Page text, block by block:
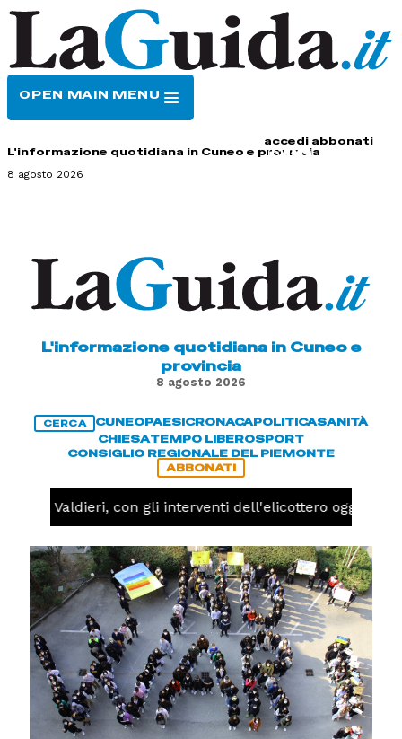
OPEN MAIN MENU
accedi abbonati
L'informazione quotidiana in Cuneo e provincia
8 agosto 2026
L'informazione quotidiana in Cuneo e
provincia
8 agosto 2026
CERCA CUNEOPAESICRONACAPOLITICASANITÀ
CHIESATEMPO LIBEROSPORT
CONSIGLIO REGIONALE DEL PIEMONTE
ABBONATI
a Valdieri, con gli interventi dell'elicottero oggi